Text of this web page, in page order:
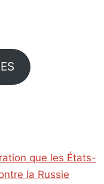
que les États-
la Russie